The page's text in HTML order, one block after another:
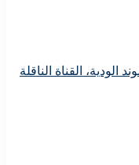
الودية، القناة الناقلة